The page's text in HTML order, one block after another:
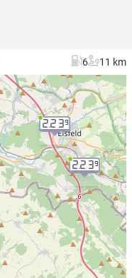
6 11 km
2.239
2.239